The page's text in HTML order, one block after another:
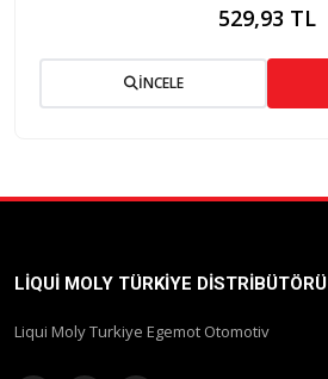
529,93 TL
İNCELE
LIQUI MOLY TÜRKIYE DISTRIBÜTÖRÜ
Liqui Moly Turkiye Egemot Otomotiv